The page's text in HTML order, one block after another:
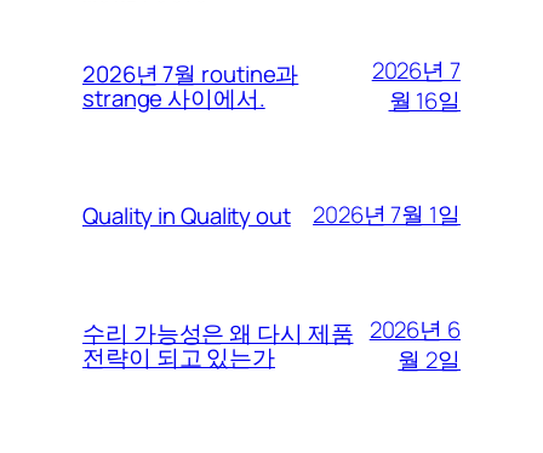
2026년 7월 routine과
strange 사이에서.
2026년 7
월 16일
Quality in Quality out 2026년 7월 1일
수리 가능성은 왜 다시 제품
전략이 되고 있는가
2026년 6
월 2일